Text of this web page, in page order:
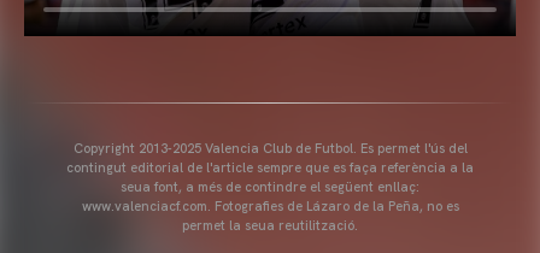
Copyright 2013-2025 Valencia Club de Futbol. Es permet l'ús del
contingut editorial de l'article sempre que es faça referència a la
seua font, a més de contindre el següent enllaç:
www.valenciacf.com. Fotografies de Lázaro de la Peña, no es
permet la seua reutilització.